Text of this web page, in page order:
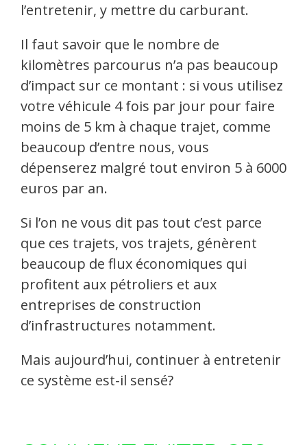
l’entretenir, y mettre du carburant.
Il faut savoir que le nombre de
kilomètres parcourus n’a pas beaucoup
d’impact sur ce montant : si vous utilisez
votre véhicule 4 fois par jour pour faire
moins de 5 km à chaque trajet, comme
beaucoup d’entre nous, vous
dépenserez malgré tout environ 5 à 6000
euros par an.
Si l’on ne vous dit pas tout c’est parce
que ces trajets, vos trajets, génèrent
beaucoup de flux économiques qui
profitent aux pétroliers et aux
entreprises de construction
d’infrastructures notamment.
Mais aujourd’hui, continuer à entretenir
ce système est-il sensé?